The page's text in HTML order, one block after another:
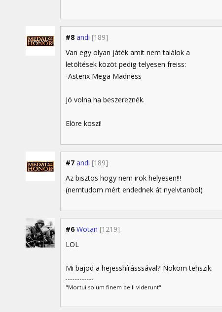
#8 andi [189]
Van egy olyan játék amit nem találok a
letöltések közöt pedig telyesen freiss:
-Asterix Mega Madness
Jó volna ha beszereznék.
Elöre köszi!
#7 andi [189]
Az bisztos hogy nem irok helyesen!!!
(nemtudom mért endednek át nyelvtanbol)
#6 Wotan [1219]
LOL
Mi bajod a hejesshírásssával? Nököm tehszik.
"Mortui solum finem belli viderunt"